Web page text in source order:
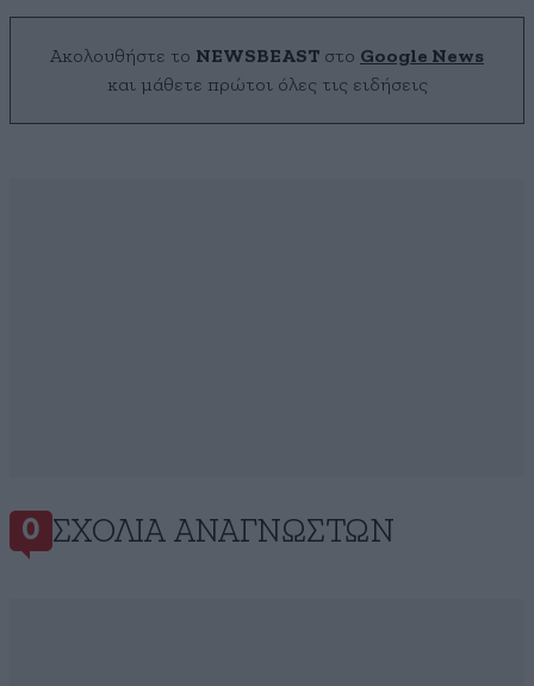
Ακολουθήστε το NEWSBEAST στο Google News
και μάθετε πρώτοι όλες τις ειδήσεις
0 ΣΧΌΛΙΑ ΑΝΑΓΝΩΣΤΏΝ